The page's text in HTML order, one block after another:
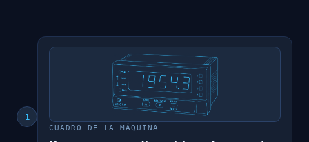
1
CUADRO DE LA MÁQUINA